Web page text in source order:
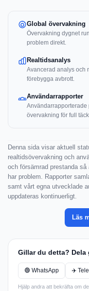
Global övervakning
Övervakning dygnet
problem direkt.
Realtidsanalys
Avancerad analys och
förebygga avbrott.
Användarrapporter
Användarrapporterade
övervakning för full
Denna sida visar aktuell
realtidsövervakning och
och försämrad prestanda
har problem. Rapporter
samt vårt egna utvecklade
uppdateras kontinuerligt.
Läs
Gillar du detta? Dela
🟢 WhatsApp ✈️
Hjälp andra att bekräfta om